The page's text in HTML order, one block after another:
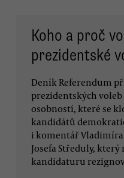
Koho a proč
prezidentské
Deník Referendum
prezidentských
osobností, které se
kandidátů
i komentář
Josefa Středuly,
kandidaturu